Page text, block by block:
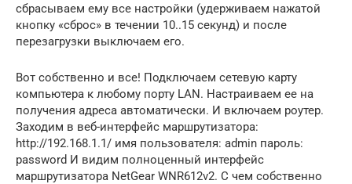
сбрасываем ему все настройки (удерживаем нажатой
кнопку «сброс» в течении 10..15 секунд) и после
перезагрузки выключаем его.
Вот собственно и все! Подключаем сетевую карту
компьютера к любому порту LAN. Настраиваем ее на
получения адреса автоматически. И включаем роутер.
Заходим в веб-интерфейс маршрутизатора:
http://192.168.1.1/ имя пользователя: admin пароль:
password И видим полноценный интерфейс
маршрутизатора NetGear WNR612v2. C чем собственно